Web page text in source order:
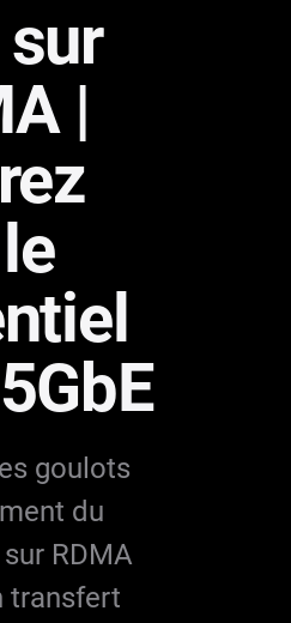
sur
|
goulots
du
RDMA
transfert